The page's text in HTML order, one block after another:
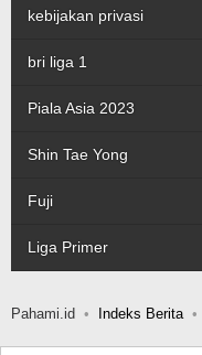
kebijakan privasi
bri liga 1
Piala Asia 2023
Shin Tae Yong
Fuji
Liga Primer
Pahami.id Indeks Berita